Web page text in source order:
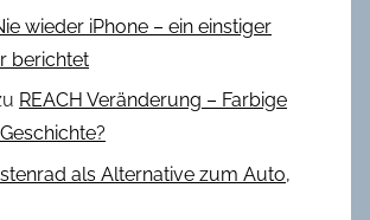
wieder iPhone – ein einstiger
berichtet
REACH Veränderung – Farbige
als Alternative zum Auto,